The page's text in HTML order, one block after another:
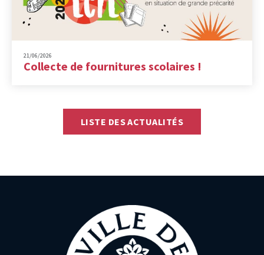
Collecte de fournitures scolaires !
21/06/2026
LISTE DES ACTUALITÉS